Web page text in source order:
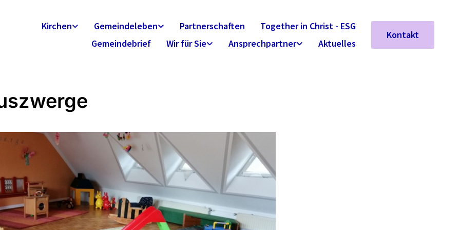
Kirchen Gemeindeleben Partnerschaften
Together in Christ - ESG
Gemeindebrief
Wir für Sie Ansprechpartner Aktuelles
Kontakt